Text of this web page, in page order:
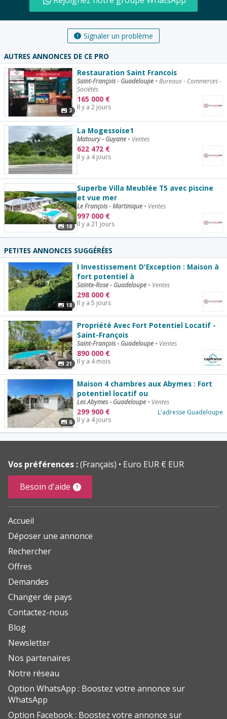
Signaler un problème
AUTRES ANNONCES DE CE PRO
3
Restauration Saint Francois
Saint-François - Guadeloupe • Bureaux - Commerces -
Sociétés
165 000 €
Il y a 2 jours
La Mogessoise1
Matoury - Guyane • Ventes
622 472 €
Il y a 4 jours
18
Superbe Villa Meublée T5 avec piscine
et vue mer
Le François - Martinique • Ventes
997 000 €
Il y a 21 jours
PETITES ANNONCES SUGGÉRÉES
18
I Investissement D'Exception : Maison à
fort potentiel à
Sainte-Rose - Guadeloupe • Ventes
298 000 €
Il y a 5 jours
21
Propriété Avec Fort Potentiel Locatif -
Saint-François
Saint-François - Guadeloupe • Ventes
890 000 €
Il y a 4 mois
6
Maison 4 chambres aux Abymes : Fort
potentiel locatif ou
Les Abymes - Guadeloupe • Ventes
299 900 €
Il y a 4 jours
L'adresse Guadeloupe
Vos préférences :(Français)
Euro EUR € EUR
Besoin d'aide
Accueil
Déposer une annonce
Rechercher
Offres
Demandes
Changer de pays
Contactez-nous
Blog
Newsletter
Nos partenaires
Notre réseau
Option WhatsApp : Boostez votre annonce sur
WhatsApp
Option Facebook : Boostez votre annonce sur